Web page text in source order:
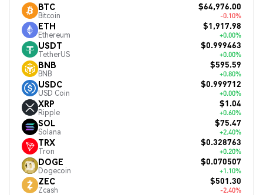
BTC
Bitcoin
$64,976.00
-0.10%
ETH
Ethereum
$1,917.98
+0.00%
USDT
TetherUS
$0.999463
+0.00%
BNB
BNB
$595.59
+0.80%
USDC
USD Coin
$0.999712
+0.00%
XRP
Ripple
$1.04
+0.60%
SOL
Solana
$75.47
+2.40%
TRX
Tron
$0.328763
+0.20%
DOGE
Dogecoin
$0.070507
+1.10%
ZEC
Zcash
$501.30
-2.40%